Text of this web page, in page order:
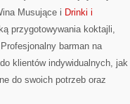
Musujące i Drinki i
przygotowywania koktajli,
barman na
klientów indywidualnych, jak
do swoich potrzeb oraz